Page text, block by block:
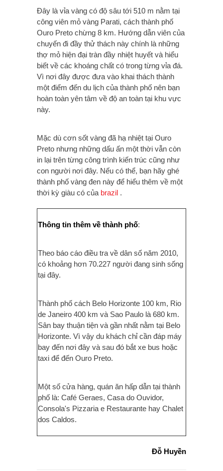
Đây là vỉa vàng có độ sâu tới 510 m nằm tại
công viên mỏ vàng Parati, cách thành phố
Ouro Preto chừng 8 km. Hướng dẫn viên của
chuyến đi đầy thử thách này chính là những
thợ mỏ hiện đại tràn đầy nhiệt huyết và hiểu
biết về các khoáng chất có trong từng vỉa đá.
Vì nơi đây được đưa vào khai thách thành
một điểm đến du lịch của thành phố nên bạn
hoàn toàn yên tâm về độ an toàn tại khu vực
này.
Mặc dù cơn sốt vàng đã hạ nhiệt tại Ouro
Preto nhưng những dấu ấn một thời vẫn còn
in lại trên từng công trình kiến trúc cũng như
con người nơi đây. Nếu có thể, bạn hãy ghé
thành phố vàng đen này để hiểu thêm về một
thời kỳ giàu có của brazil .
Thông tin thêm về thành phố:
Theo báo cáo điều tra về dân số năm 2010,
có khoảng hơn 70.227 người đang sinh sống
tại đây.
Thành phố cách Belo Horizonte 100 km, Rio
de Janeiro 400 km và Sao Paulo là 680 km.
Sân bay thuận tiện và gần nhất nằm tại Belo
Horizonte. Vì vậy du khách chỉ cần đáp máy
bay đến nơi đây và sau đó bắt xe bus hoặc
taxi để đến Ouro Preto.
Một số cửa hàng, quán ăn hấp dẫn tại thành
phố là: Café Geraes, Casa do Ouvidor,
Consola's Pizzaria e Restaurante hay Chalet
dos Caldos.
Đỗ Huyền